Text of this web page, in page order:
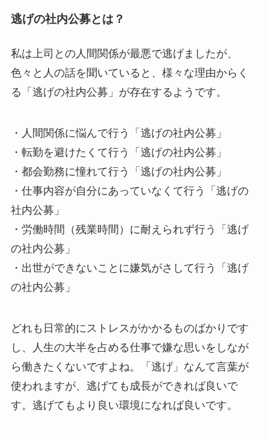
逃げの社内公募とは？
私は上司との人間関係が最悪で逃げましたが、
色々と人の話を聞いていると、様々な理由からく
る「逃げの社内公募」が存在するようです。
・人間関係に悩んで行う「逃げの社内公募」
・転勤を避けたくて行う「逃げの社内公募」
・都会勤務に憧れて行う「逃げの社内公募」
・仕事内容が自分にあっていなくて行う「逃げの
社内公募」
・労働時間（残業時間）に耐えられず行う「逃げ
の社内公募」
・出世ができないことに嫌気がさして行う「逃げ
の社内公募」
どれも日常的にストレスがかかるものばかりです
し、人生の大半を占める仕事で嫌な思いをしなが
ら働きたくないですよね。「逃げ」なんて言葉が
使われますが、逃げても成長ができれば良いで
す。逃げてもより良い環境になれば良いです。